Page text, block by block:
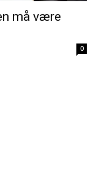
må være
0